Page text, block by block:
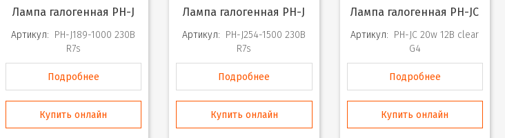
Лампа галогенная PH-J
Артикул: PH-J189-1000 230В
R7s
Подробнее
Купить онлайн
Лампа галогенная PH-J
Артикул: PH-J254-1500 230В
R7s
Подробнее
Купить онлайн
Лампа галогенная PH-JC
Артикул: PH-JC 20w 12В clear
G4
Подробнее
Купить онлайн